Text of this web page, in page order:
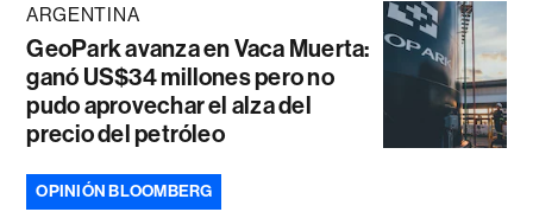
ARGENTINA
GeoPark avanza en Vaca Muerta:
ganó US$34 millones pero no
pudo aprovechar el alza del
precio del petróleo
OPINIÓN BLOOMBERG